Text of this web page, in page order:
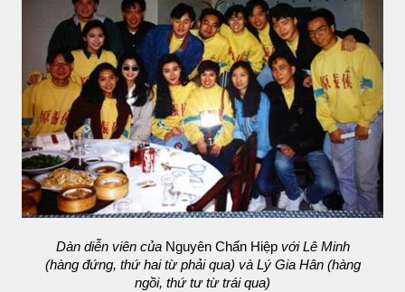
Dàn diễn viên củaNguyên Chấn Hiệp với Lê Minh
(hàng đứng, thứ hai từ phải qua) và Lý Gia Hân (hàng
ngồi, thứ tư từ trái qua)